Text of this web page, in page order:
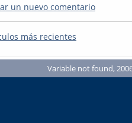
un nuevo comentario
más recientes
Variable not found,